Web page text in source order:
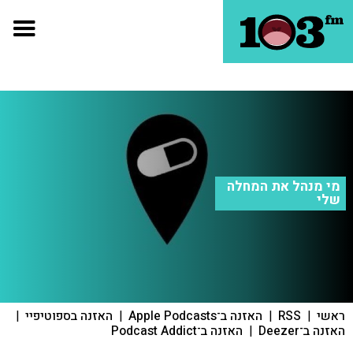
מי מנהל את המחלה
שלי
ראשי |
RSS
| האזנה ב־Apple Podcasts | האזנה בספוטיפיי |
האזנה ב־Deezer | האזנה ב־Podcast Addict